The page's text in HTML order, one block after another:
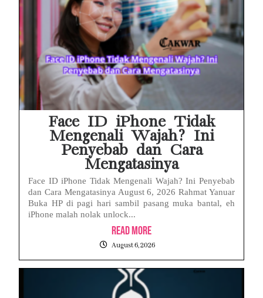
Face ID iPhone Tidak
Mengenali Wajah? Ini
Penyebab dan Cara
Mengatasinya
Face ID iPhone Tidak Mengenali Wajah? Ini Penyebab
dan Cara Mengatasinya August 6, 2026 Rahmat Yanuar
Buka HP di pagi hari sambil pasang muka bantal, eh
iPhone malah nolak unlock...
Read More
August 6, 2026